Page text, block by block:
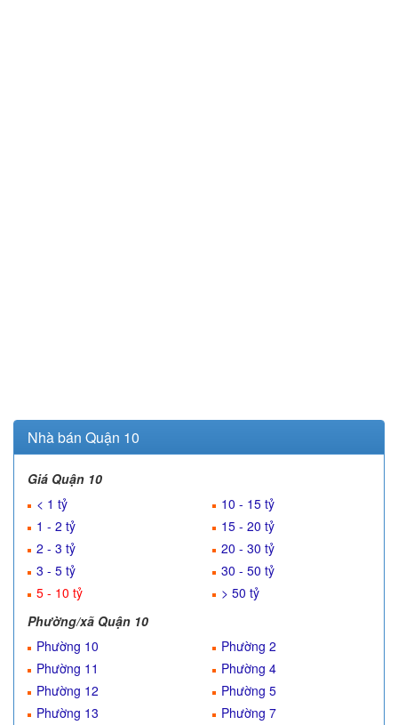
Nhà bán Quận 10
Giá Quận 10
< 1 tỷ
1 - 2 tỷ
2 - 3 tỷ
3 - 5 tỷ
5 - 10 tỷ
10 - 15 tỷ
15 - 20 tỷ
20 - 30 tỷ
30 - 50 tỷ
> 50 tỷ
Phường/xã Quận 10
Phường 10
Phường 11
Phường 12
Phường 13
Phường 2
Phường 4
Phường 5
Phường 7